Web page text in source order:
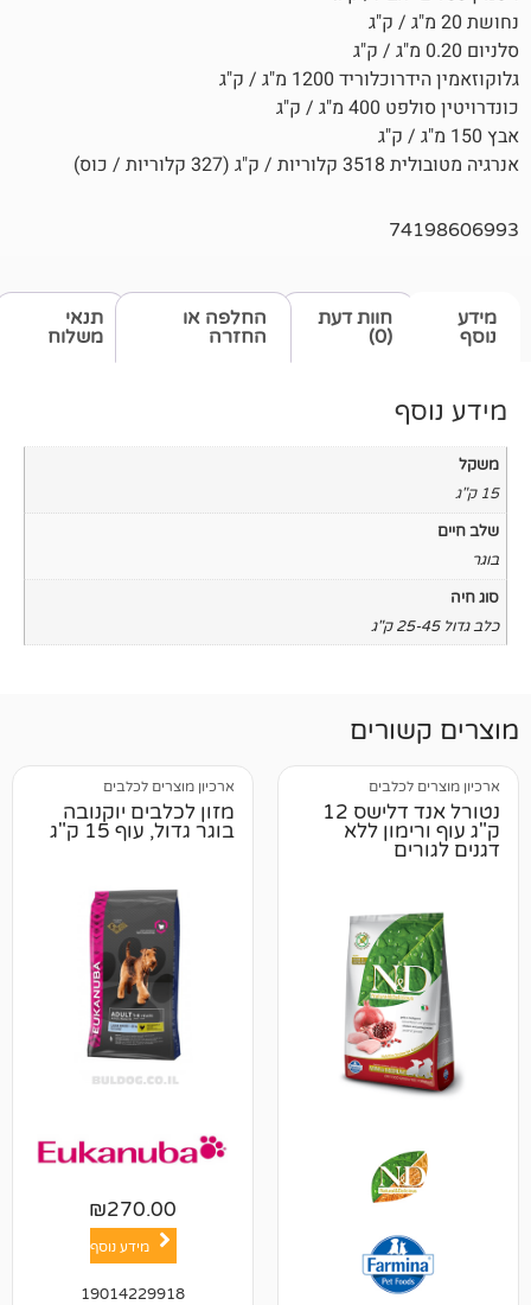
מ"ג / ק"ג
ק"ג
כוס)
תנאי
משלוח
חוות דעת
החלפה או
החזרה
נטורל אנד דלישס 12
ללא
מזון לכלבים יוקנובה
בוגר גדול, עוף 15 ק"ג